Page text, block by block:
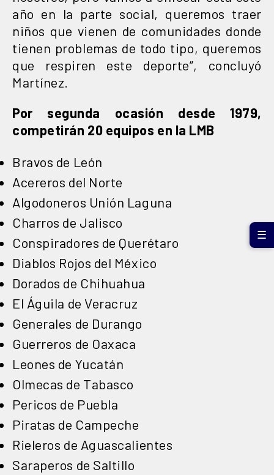
año en la parte social, queremos traer
niños que vienen de comunidades donde
tienen problemas de todo tipo, queremos
que respiren este deporte”, concluyó
Martínez.
Por segunda ocasión desde 1979,
competirán 20 equipos en la LMB
Bravos de León
Acereros del Norte
Algodoneros Unión Laguna
Charros de Jalisco
Conspiradores de Querétaro
Diablos Rojos del México
Dorados de Chihuahua
El Águila de Veracruz
Generales de Durango
Guerreros de Oaxaca
Leones de Yucatán
Olmecas de Tabasco
Pericos de Puebla
Piratas de Campeche
Rieleros de Aguascalientes
Saraperos de Saltillo
☰